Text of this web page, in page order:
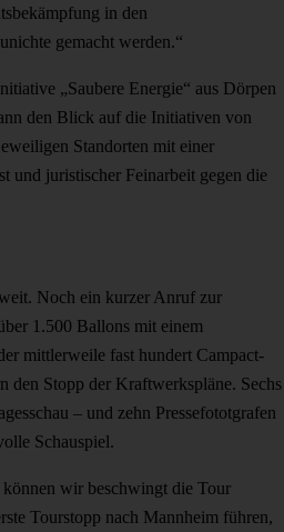
in den
gemacht werden.“
„Saubere Energie“ aus Dörpen
den Blick auf die Initiativen von
Standorten mit einer
und juristischer Feinarbeit gegen die
Noch ein kurzer Anruf zur
1.500 Ballons mit einem
mittlerweile fast hundert Campact-
den Stopp der Kraftwerkspläne. Sechs
– und zehn Pressefototgrafen
Schauspiel.
wir beschwingt die Tour
Tourstopp nach Mannheim führen,